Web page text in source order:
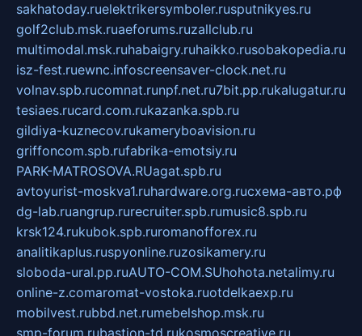
sakhatoday.ruelektrikersymboler.rusputnikyes.ru
golf2club.msk.ruaeforums.ruzallclub.ru
multimodal.msk.ruhabaigry.ruhaikko.rusobakopedia.ru
isz-fest.ruewnc.infoscreensaver-clock.net.ru
volnav.spb.rucomnat.runpf.net.ru7bit.pp.rukalugatur.ru
tesiaes.rucard.com.rukazanka.spb.ru
gildiya-kuznecov.rukameryboavision.ru
griffoncom.spb.rufabrika-emotsiy.ru
PARK-MATROSOVA.RUagat.spb.ru
avtoyurist-moskva1.ruhardware.org.ruсхема-авто.рф
dg-lab.ruangrup.rurecruiter.spb.rumusic8.spb.ru
krsk124.rukubok.spb.ruromanofforex.ru
analitikaplus.ruspyonline.ruzosikamery.ru
sloboda-ural.pp.ruAUTO-COM.SUhohota.netalimy.ru
online-z.comaromat-vostoka.ruotdelkaexp.ru
mobilvest.rubbd.net.rumebelshop.msk.ru